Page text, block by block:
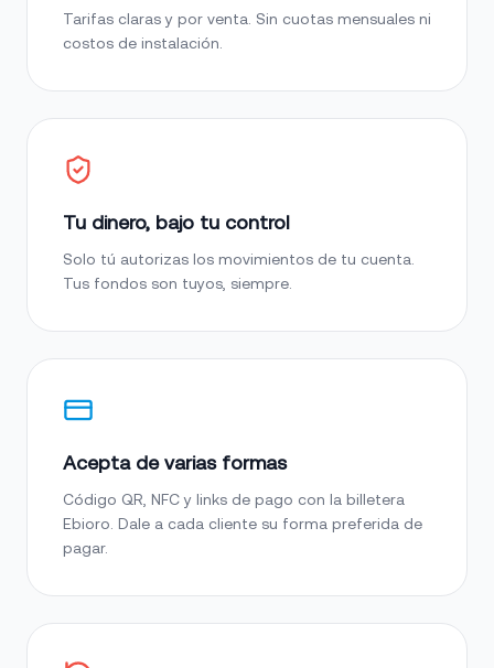
Tarifas claras y por venta. Sin cuotas mensuales ni
costos de instalación.
Tu dinero, bajo tu control
Solo tú autorizas los movimientos de tu cuenta.
Tus fondos son tuyos, siempre.
Acepta de varias formas
Código QR, NFC y links de pago con la billetera
Ebioro. Dale a cada cliente su forma preferida de
pagar.